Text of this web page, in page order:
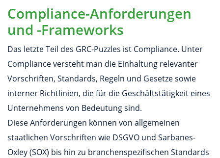
Compliance-Anforderungen
und -Frameworks
Das letzte Teil des GRC-Puzzles ist Compliance. Unter
Compliance versteht man die Einhaltung relevanter
Vorschriften, Standards, Regeln und Gesetze sowie
interner Richtlinien, die für die Geschäftstätigkeit eines
Unternehmens von Bedeutung sind.
Diese Anforderungen können von allgemeinen
staatlichen Vorschriften wie DSGVO und Sarbanes-
Oxley (SOX) bis hin zu branchenspezifischen Standards